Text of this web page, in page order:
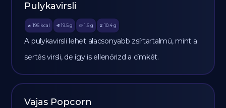
Pulykavirsli
🔥 196 kcal 🥩 19.5 g 🥔 1.6g 🫒 10.4 g
A pulykavirsli lehet alacsonyabb zsírtartalmú, mint a
sertés virsli, de így is ellenőrizd a címkét.
Vajas Popcorn